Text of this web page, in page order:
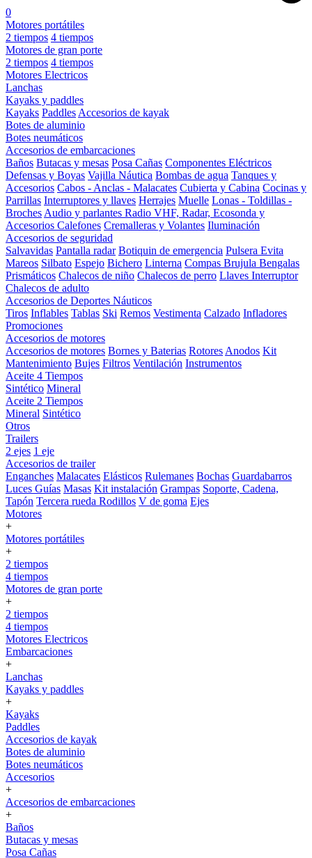
0
Motores portátiles
2 tiempos 4 tiempos
Motores de gran porte
2 tiempos 4 tiempos
Motores Electricos
Lanchas
Kayaks y paddles
Kayaks Paddles Accesorios de kayak
Botes de aluminio
Botes neumáticos
Accesorios de embarcaciones
Baños Butacas y mesas Posa Cañas Componentes Eléctricos
Defensas y Boyas Vajilla Náutica Bombas de agua Tanques y
Accesorios Cabos - Anclas - Malacates Cubierta y Cabina Cocinas y
Parrillas Interruptores y llaves Herrajes Muelle Lonas - Toldillas -
Broches Audio y parlantes Radio VHF, Radar, Ecosonda y
Accesorios Calefones Cremalleras y Volantes Iluminación
Accesorios de seguridad
Salvavidas Pantalla radar Botiquin de emergencia Pulsera Evita
Mareos Silbato Espejo Bichero Linterna Compas Brujula Bengalas
Prismáticos Chalecos de niño Chalecos de perro Llaves Interruptor
Chalecos de adulto
Accesorios de Deportes Náuticos
Tiros Inflables Tablas Ski Remos Vestimenta Calzado Infladores
Promociones
Accesorios de motores
Accesorios de motores Bornes y Baterias Rotores Anodos Kit
Mantenimiento Bujes Filtros Ventilación Instrumentos
Aceite 4 Tiempos
Sintético Mineral
Aceite 2 Tiempos
Mineral Sintético
Otros
Trailers
2 ejes 1 eje
Accesorios de trailer
Enganches Malacates Elásticos Rulemanes Bochas Guardabarros
Luces Guías Masas Kit instalación Grampas Soporte, Cadena,
Tapón Tercera rueda Rodillos V de goma Ejes
Motores
+
Motores portátiles
+
2 tiempos
4 tiempos
Motores de gran porte
+
2 tiempos
4 tiempos
Motores Electricos
Embarcaciones
+
Lanchas
Kayaks y paddles
+
Kayaks
Paddles
Accesorios de kayak
Botes de aluminio
Botes neumáticos
Accesorios
+
Accesorios de embarcaciones
+
Baños
Butacas y mesas
Posa Cañas